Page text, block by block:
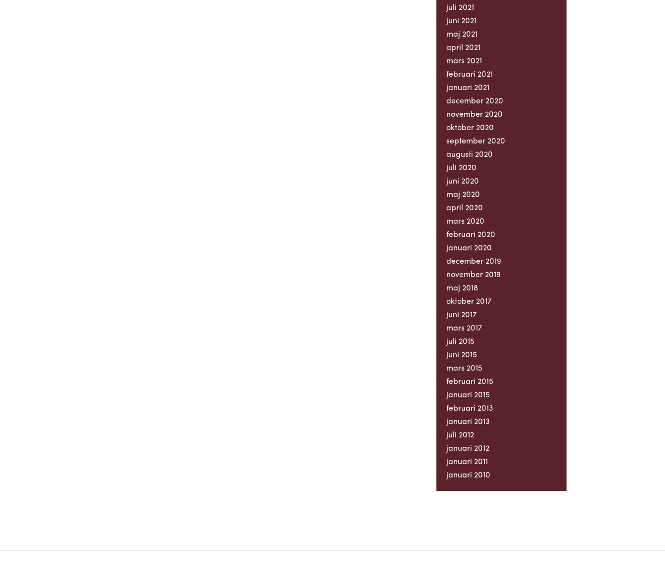
juli 2021
juni 2021
maj 2021
april 2021
mars 2021
februari 2021
januari 2021
december 2020
november 2020
oktober 2020
september 2020
augusti 2020
juli 2020
juni 2020
maj 2020
april 2020
mars 2020
februari 2020
januari 2020
december 2019
november 2019
maj 2018
oktober 2017
juni 2017
mars 2017
juli 2015
juni 2015
mars 2015
februari 2015
januari 2015
februari 2013
januari 2013
juli 2012
januari 2012
januari 2011
januari 2010